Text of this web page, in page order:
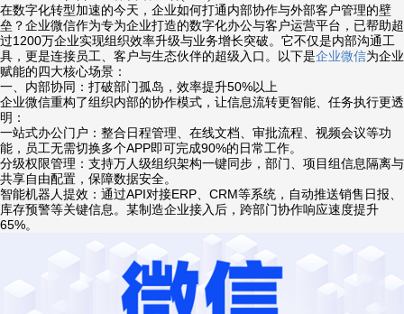
在数字化转型加速的今天，企业如何打通内部协作与外部客户管理的壁
垒？企业微信作为专为企业打造的数字化办公与客户运营平台，已帮助超
过1200万企业实现组织效率升级与业务增长突破。它不仅是内部沟通工
具，更是连接员工、客户与生态伙伴的超级入口。以下是企业微信为企业
赋能的四大核心场景：
一、内部协同：打破部门孤岛，效率提升50%以上
企业微信重构了组织内部的协作模式，让信息流转更智能、任务执行更透
明：
一站式办公门户：整合日程管理、在线文档、审批流程、视频会议等功
能，员工无需切换多个APP即可完成90%的日常工作。
分级权限管理：支持万人级组织架构一键同步，部门、项目组信息隔离与
共享自由配置，保障数据安全。
智能机器人提效：通过API对接ERP、CRM等系统，自动推送销售日报、
库存预警等关键信息。某制造企业接入后，跨部门协作响应速度提升
65%。